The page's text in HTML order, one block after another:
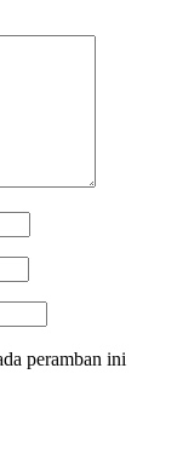
peramban ini